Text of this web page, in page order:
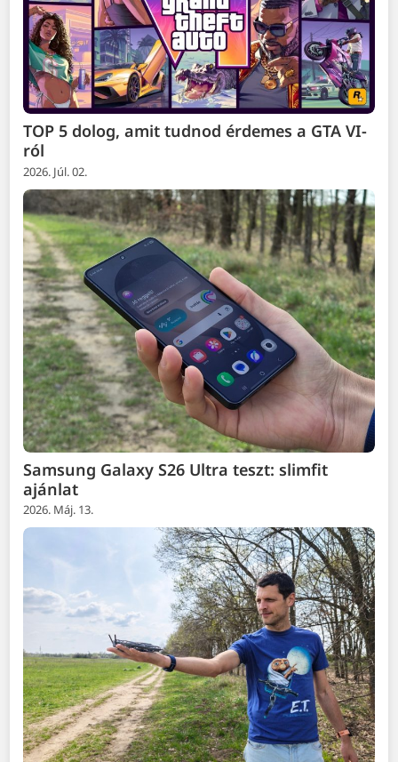
TOP 5 dolog, amit tudnod érdemes a GTA VI-
ról
2026. Júl. 02.
Samsung Galaxy S26 Ultra teszt: slimfit
ajánlat
2026. Máj. 13.